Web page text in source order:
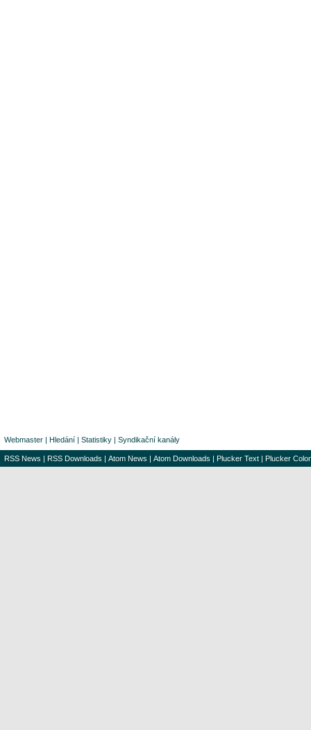
Webmaster | Hledání | Statistiky | Syndikační kanály
RSS News | RSS Downloads | Atom News | Atom Downloads | Plucker Text | Plucker Color